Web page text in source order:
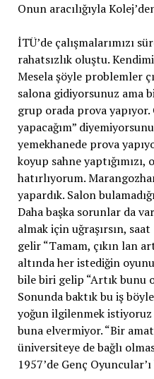
Onun aracılığıyla
İTÜ’de çalışmalarımızı
rahatsızlık oluştu.
Mesela şöyle problemler
salona gidiyorsunuz ama
grup orada prova yapıyor.
yapacağım”
yemekhanede prova
koyup sahne yaptığımızı,
hatırlıyorum.
yapardık. Salon
Daha başka sorunlar da
almak için uğraşırsın,
gelir “Tamam, çıkın lan
altında her istediğin
bile biri gelip “Artık bunu
Sonunda baktık bu iş
yoğun ilgilenmek
buna elvermiyor. “Bir
üniversiteye de bağlı
1957’de Genç